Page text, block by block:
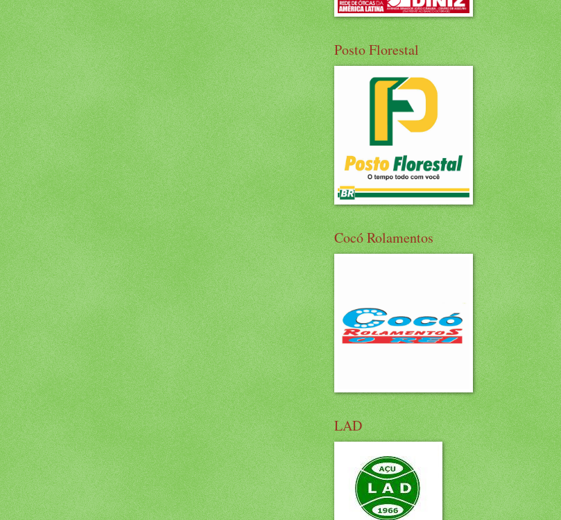
Posto Florestal
Cocó Rolamentos
LAD